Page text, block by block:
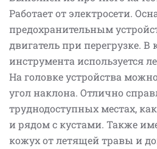
Работает от электросети.
предохранительным
двигатель при перегрузке. В
инструмента используется
На головке устройства
угол наклона. Отлично
труднодоступных местах,
и рядом с кустами. Также
кожух от летящей травы и